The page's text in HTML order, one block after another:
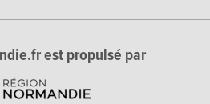
est propulsé par